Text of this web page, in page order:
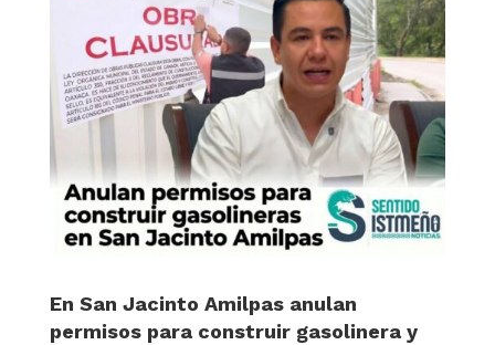
En San Jacinto Amilpas anulan
permisos para construir gasolinera y